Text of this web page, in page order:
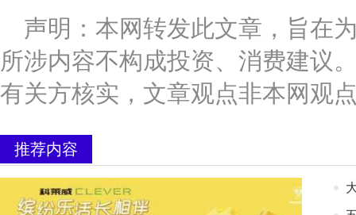
声明：本网转发此文章，旨在
所涉内容不构成投资、消费建议
有关方核实，文章观点非本网观
推荐内容